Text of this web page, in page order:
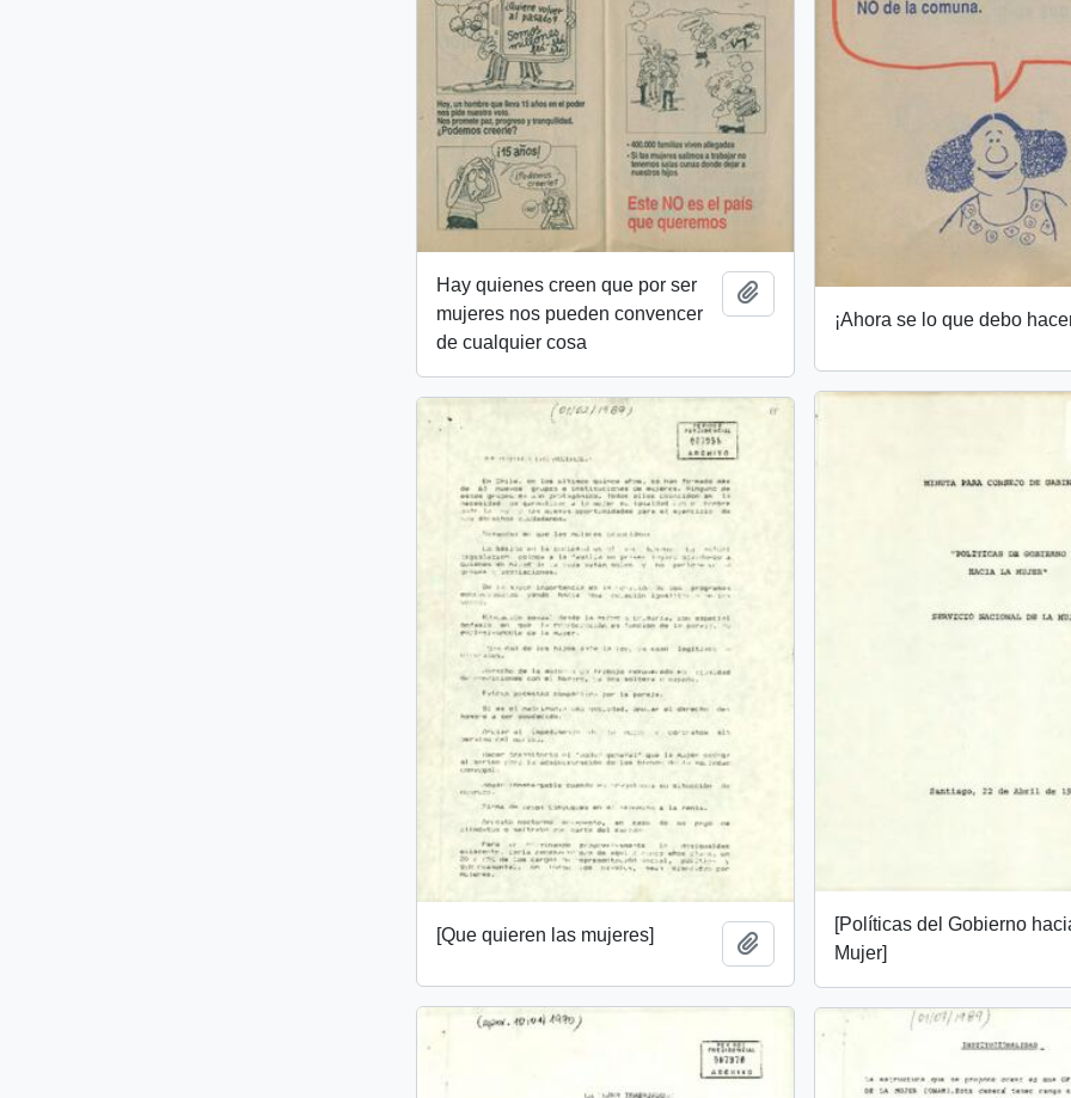
¡Ahora se lo que debo
Hay quienes creen que por ser
mujeres nos pueden convencer
de cualquier cosa
Añadir al portapapeles
[Políticas del Gobierno
Mujer]
[Que quieren las mujeres] Añadir al portapapeles